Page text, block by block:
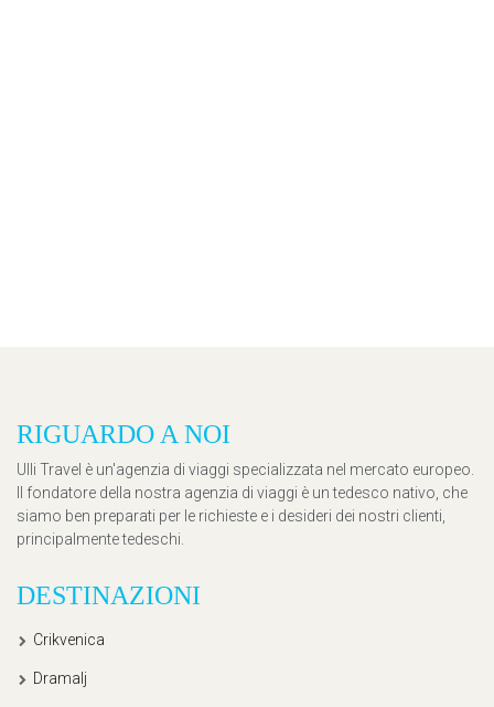
RIGUARDO A NOI
Ulli Travel è un'agenzia di viaggi specializzata nel mercato europeo.
Il fondatore della nostra agenzia di viaggi è un tedesco nativo, che
siamo ben preparati per le richieste e i desideri dei nostri clienti,
principalmente tedeschi.
DESTINAZIONI
Crikvenica
Dramalj